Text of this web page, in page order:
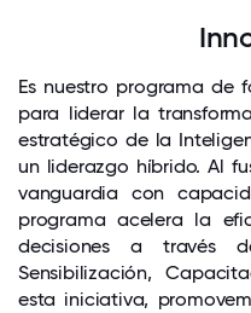
Es nuestro programa de
para liderar la
estratégico de la
un liderazgo híbrido. Al
vanguardia con
programa acelera la
decisiones a través
Sensibilización,
esta iniciativa,